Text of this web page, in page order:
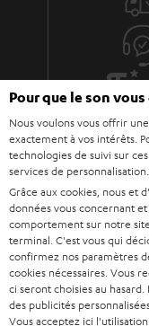
Teufel adhère à la Fédération
qualité. La Fevad est
Pour que le son
Nous voulons vous offrir
exactement à vos intérêts.
technologies de suivi sur
services de personnalisation.
Grâce aux cookies, nous et
données vous concernant
comportement sur notre
terminal. C'est vous qui
confirmez nos paramètres
cookies nécessaires. Vous
ci seront choisies au hasard.
des publicités
Vous acceptez ici